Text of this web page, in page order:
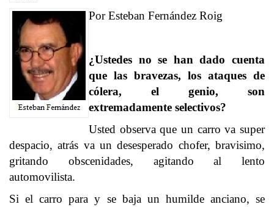
PorEsteban Fernández Roig
¿Ustedes no se han dado cuenta
que las bravezas, los ataques de
cólera, el genio, son
extremadamente selectivos?
Usted observa que un carro va super
despacio, atrás va un desesperado chofer, bravisimo,
gritando obscenidades, agitando al lento
automovilista.
Si el carro para y se baja un humilde anciano, se